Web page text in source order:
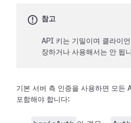
참고
API 키는 기밀이며 클라이
장하거나 사용해서는 안 됩
기본 서버 측 인증을 사용하면 모든
포함해야 합니다: